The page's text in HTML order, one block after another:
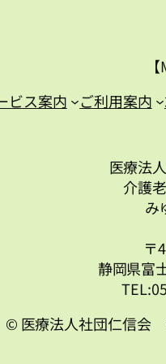
ビス案内 ご利用案内
医療法
介護
み
〒
静岡県富
© 医療法人社団仁信会